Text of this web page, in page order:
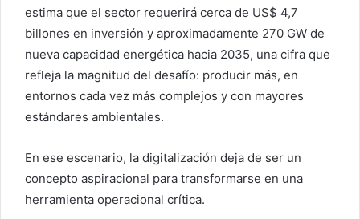
estima que el sector requerirá cerca de US$ 4,7
billones en inversión y aproximadamente 270 GW de
nueva capacidad energética hacia 2035, una cifra que
refleja la magnitud del desafío: producir más, en
entornos cada vez más complejos y con mayores
estándares ambientales.
En ese escenario, la digitalización deja de ser un
concepto aspiracional para transformarse en una
herramienta operacional crítica.